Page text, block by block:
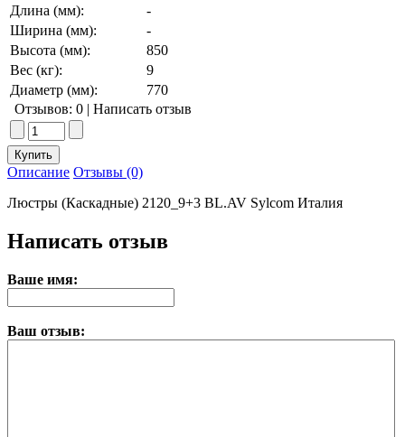
Длина (мм):
-
Ширина (мм):
-
Высота (мм):
850
Вес (кг):
9
Диаметр (мм):
770
Отзывов: 0 | Написать отзыв
Описание Отзывы (0)
Люстры (Каскадные) 2120_9+3 BL.AV Sylcom Италия
Написать отзыв
Ваше имя:
Ваш отзыв: